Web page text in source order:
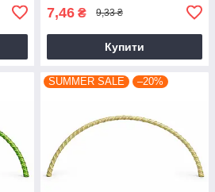
7,46 ₴ 9,33 ₴
Купити
SUMMER SALE –20%